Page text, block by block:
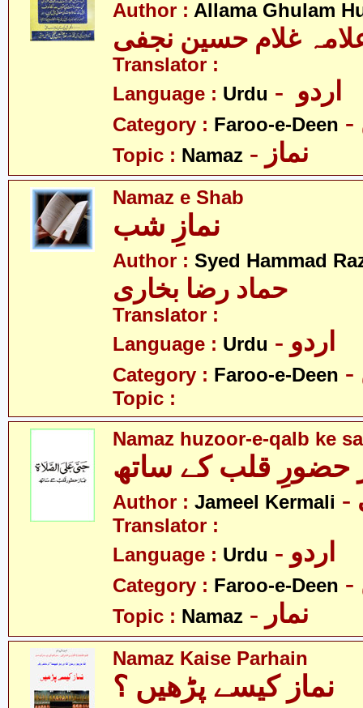
Author : Allama Ghulam
غلام حسین نجفی
Translator :
Language : Urdu
Category : Faroo-e-Deen
Topic : Namaz
Namaz e Shab
نمازِ شب
Author : Syed Hammad
حماد رضا بخاری
Translator :
Language : Urdu - اردو
Category : Faroo-e-Deen
Topic :
Namaz huzoor-e-qalb ke
حضورِ قلب کے ساتھ
Author : Jameel Kermali
Translator :
Language : Urdu - اردو
Category : Faroo-e-Deen
Topic : Namaz - نمار
Namaz Kaise Parhain
نماز کیسے پڑھیں ؟